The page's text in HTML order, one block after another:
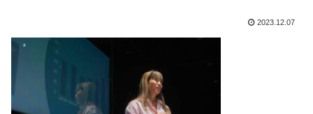
2023.12.07